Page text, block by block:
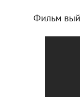
Фильм